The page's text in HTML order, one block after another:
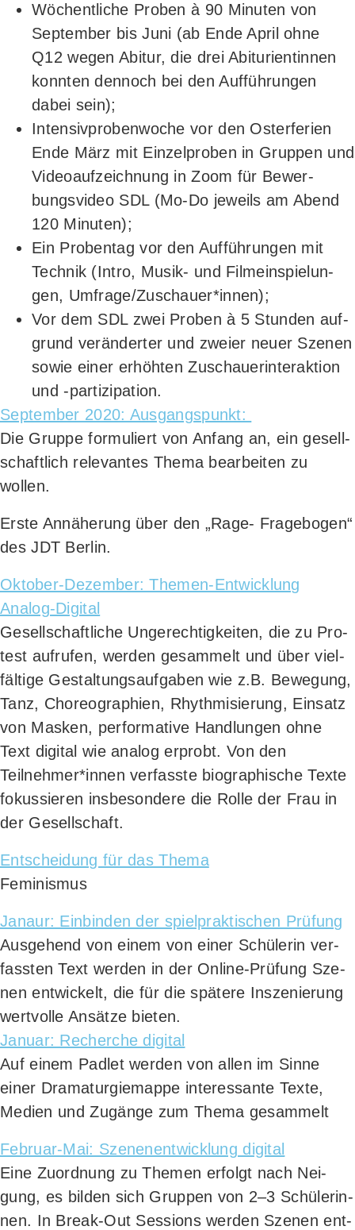
Wöchent­li­che Pro­ben à 90 Minu­ten von
Sep­tem­ber bis Juni (ab Ende April ohne
Q12 wegen Abitur, die drei Abitu­ri­en­tin­nen
konn­ten den­noch bei den Auf­füh­run­gen
dabei sein);
Inten­siv­pro­ben­wo­che vor den Oster­fe­ri­en
Ende März mit Ein­zel­pro­ben in Grup­pen und
Video­auf­zeich­nung in Zoom für Bewer­
bungs­vi­deo SDL (Mo-Do jeweils am Abend
120 Minuten);
Ein Pro­ben­tag vor den Auf­füh­run­gen mit
Tech­nik (Intro, Musik- und Film­ein­spie­lun­
gen, Umfrage/Zuschauer*innen);
Vor dem SDL zwei Pro­ben à 5 Stun­den auf­
grund ver­än­der­ter und zwei­er neu­er Sze­nen
sowie einer erhöh­ten Zuschau­er­inter­ak­ti­on
und ‑par­ti­zi­pa­ti­on.
Sep­tem­ber 2020: Ausgangspunkt:
Die Grup­pe for­mu­liert von Anfang an, ein gesell­
schaft­lich rele­van­tes The­ma bear­bei­ten zu
wollen.
Ers­te Annä­he­rung über den „Rage- Fra­ge­bo­gen“
des JDT Berlin.
Okto­ber-Dezem­ber: The­men-Ent­wick­lung
Analog-Digital
Gesell­schaft­li­che Unge­rech­tig­kei­ten, die zu Pro­
test auf­ru­fen, wer­den gesam­melt und über viel­
fäl­ti­ge Gestal­tungs­auf­ga­ben wie z.B. Bewe­gung,
Tanz, Cho­reo­gra­phien, Rhyth­mi­sie­rung, Ein­satz
von Mas­ken, per­for­ma­ti­ve Hand­lun­gen ohne
Text digi­tal wie ana­log erprobt. Von den
Teilnehmer*innen ver­fass­te bio­gra­phi­sche Tex­te
fokus­sie­ren ins­be­son­de­re die Rol­le der Frau in
der Gesellschaft.
Ent­schei­dung für das Thema
Femi­nis­mus
Jan­aur: Ein­bin­den der spiel­prak­ti­schen Prüfung
Aus­ge­hend von einem von einer Schü­le­rin ver­
fass­ten Text wer­den in der Online-Prü­fung Sze­
nen ent­wi­ckelt, die für die spä­te­re Insze­nie­rung
wert­vol­le Ansät­ze bieten.
Janu­ar: Recher­che digital
Auf einem Pad­let wer­den von allen im Sin­ne
einer Dra­ma­tur­gie­map­pe inter­es­san­te Tex­te,
Medi­en und Zugän­ge zum The­ma gesammelt
Febru­ar-Mai: Sze­n­en­ent­wick­lung digital
Eine Zuord­nung zu The­men erfolgt nach Nei­
gung, es bil­den sich Grup­pen von 2–3 Schü­le­rin­
nen. In Break-Out Ses­si­ons wer­den Sze­nen ent­